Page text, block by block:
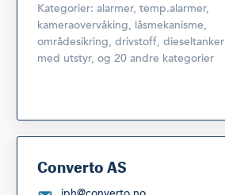
Kategorier: alarmer, temp.alarmer,
kameraovervåking, låsmekanisme,
områdesikring, drivstoff, dieseltanker
med utstyr, og 20 andre kategorier
Converto AS